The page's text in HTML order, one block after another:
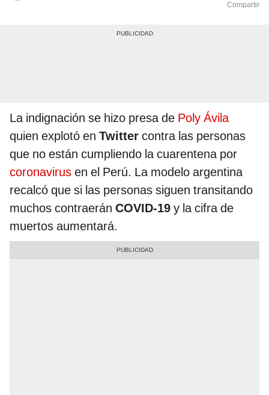
Compartir
La indignación se hizo presa de Poly Ávila
quien explotó en Twitter contra las personas
que no están cumpliendo la cuarentena por
coronavirus en el Perú. La modelo argentina
recalcó que si las personas siguen transitando
muchos contraerán COVID-19 y la cifra de
muertos aumentará.